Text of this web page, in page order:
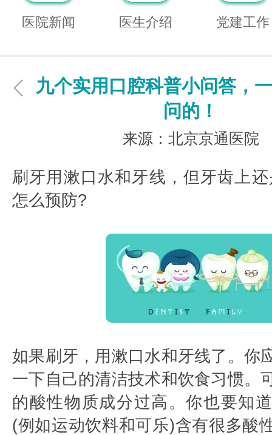
医院新闻 医生介绍 党建工作
九个实用口腔科普小问答，
问的！
来源：北京京通医院
刷牙用漱口水和牙线，但牙齿上
怎么预防?
如果刷牙，用漱口水和牙线了。你
一下自己的清洁技术和饮食习惯。
的酸性物质成分过高。你也要知
(例如运动饮料和可乐)含有很多酸